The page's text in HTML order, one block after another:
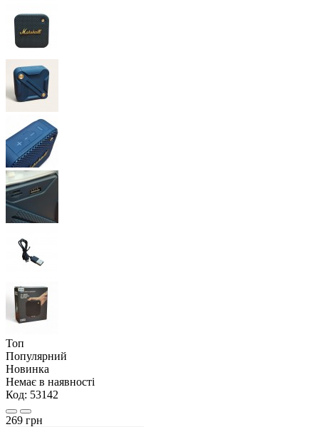
Топ
Популярний
Новинка
Немає в наявності
Код: 53142
269 грн